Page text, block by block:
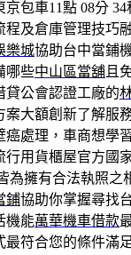
包車11點 08分 34
程及倉庫管理技巧
樂城協助台中當鋪
哪些中山區當舖且
貸公會認證工廠的
案大額創新了解服
處理，車商想學
行用貨櫃屋官方國
為擁有合法執照之
鋪協助你掌握尋找
機能萬華機車借款
最符合您的條件滿